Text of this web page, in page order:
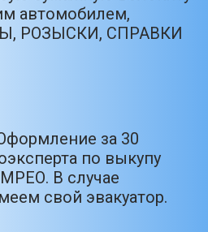
автомобилем,
РОЗЫСКИ, СПРАВКИ
за 30
по выкупу
В случае
свой эвакуатор.